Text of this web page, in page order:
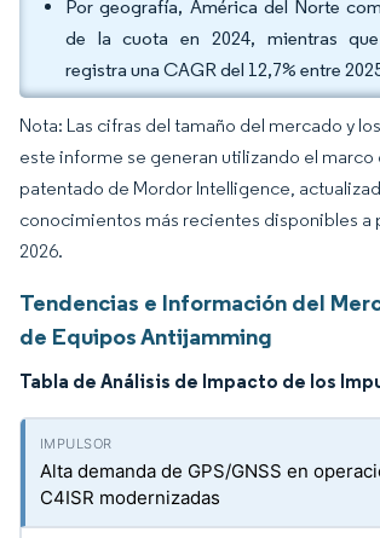
Por geografía, América del Norte
de la cuota en 2024, mientras
registra una CAGR del 12,7% entre
Nota: Las cifras del tamaño del mercado y
este informe se generan utilizando el
patentado de Mordor Intelligence,
conocimientos más recientes disponibles a
2026.
Tendencias e Información del
de Equipos Antijamming
Tabla de Análisis de Impacto de los
Alta demanda de GPS/GNSS en
C4ISR modernizadas